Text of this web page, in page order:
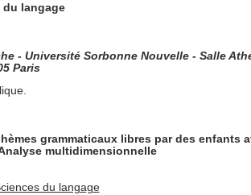
du langage
- Université Sorbonne Nouvelle - Salle
Paris
grammaticaux libres par des enfants
multidimensionnelle
du langage